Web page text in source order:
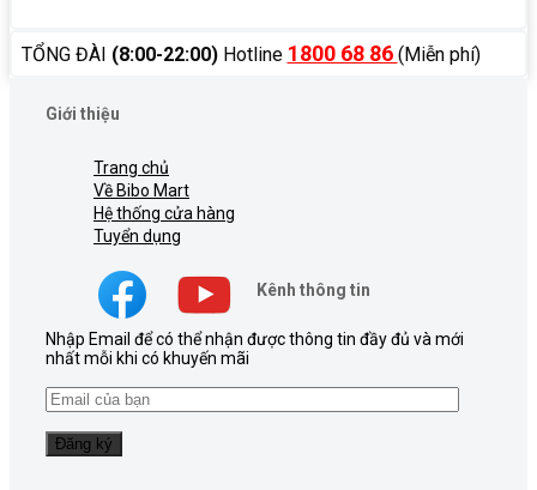
TỔNG ĐÀI (8:00-22:00)Hotline 1800 68 86 (Miễn phí)
Giới thiệu
Trang chủ
Về Bibo Mart
Hệ thống cửa hàng
Tuyển dụng
Kênh thông tin
Nhập Email để có thể nhận được thông tin đầy đủ và mới
nhất mỗi khi có khuyến mãi